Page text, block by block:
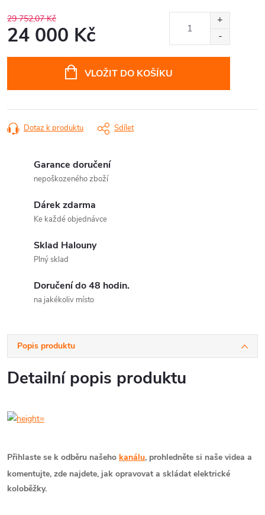
29 752,07 Kč
24 000 Kč
VLOŽIT DO KOŠÍKU
Dotaz k produktu Sdílet
Garance doručení
nepoškozeného zboží
Dárek zdarma
Ke každé objednávce
Sklad Halouny
Plný sklad
Doručení do 48 hodin.
na jakékoliv místo
Popis produktu
Detailní popis produktu
Přihlaste se k odběru našeho kanálu, prohledněte si naše videa a
komentujte, zde najdete, jak opravovat a skládat elektrické
koloběžky.